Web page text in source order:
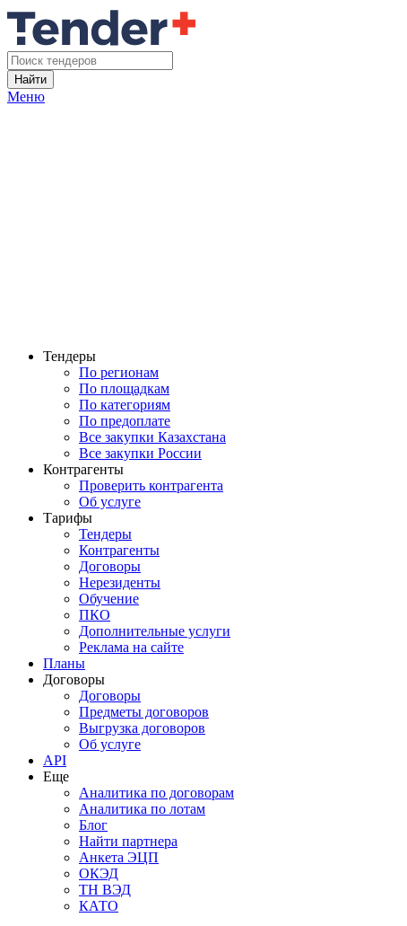
Найти
Меню
Тендеры
По регионам
По площадкам
По категориям
По предоплате
Все закупки Казахстана
Все закупки России
Контрагенты
Проверить контрагента
Об услуге
Тарифы
Тендеры
Контрагенты
Договоры
Нерезиденты
Обучение
ПКО
Дополнительные услуги
Реклама на сайте
Планы
Договоры
Договоры
Предметы договоров
Выгрузка договоров
Об услуге
API
Еще
Аналитика по договорам
Аналитика по лотам
Блог
Найти партнера
Анкета ЭЦП
ОКЭД
ТН ВЭД
КАТО